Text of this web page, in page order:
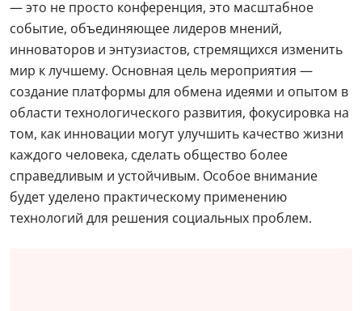
— это не просто конференция, это масштабное
событие, объединяющее лидеров мнений,
инноваторов и энтузиастов, стремящихся изменить
мир к лучшему. Основная цель мероприятия —
создание платформы для обмена идеями и опытом в
области технологического развития, фокусировка на
том, как инновации могут улучшить качество жизни
каждого человека, сделать общество более
справедливым и устойчивым. Особое внимание
будет уделено практическому применению
технологий для решения социальных проблем.